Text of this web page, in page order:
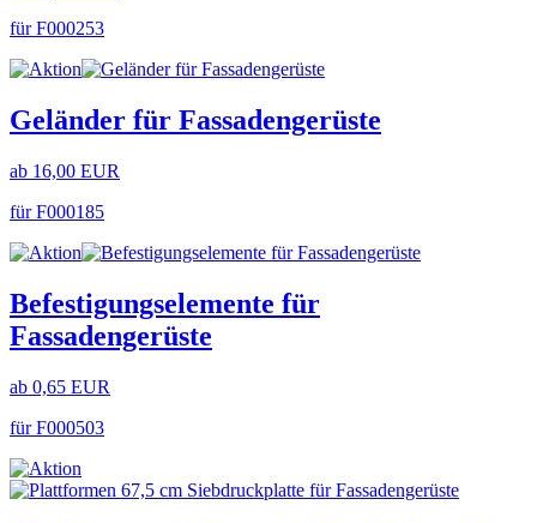
für F000253
Geländer für Fassadengerüste
ab 16,00 EUR
für F000185
Befestigungselemente für
Fassadengerüste
ab 0,65 EUR
für F000503